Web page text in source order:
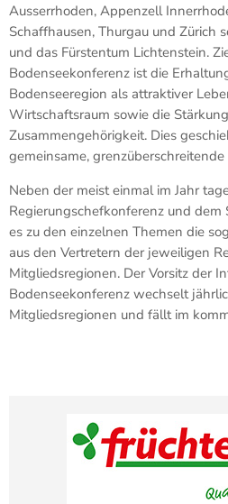
Ausserrhoden, Appenzell
Schaffhausen, Thurgau und Zürich
und das Fürstentum Lichtenstein.
Bodenseekonferenz ist die
Bodenseeregion als attraktiver
Wirtschaftsraum sowie die
Zusammengehörigkeit. Dies
gemeinsame,
Neben der meist einmal im Jahr
Regierungschefkonferenz und
es zu den einzelnen Themen die
aus den Vertretern der jeweiligen
Mitgliedsregionen. Der Vorsitz der
Bodenseekonferenz wechselt
Mitgliedsregionen und fällt im